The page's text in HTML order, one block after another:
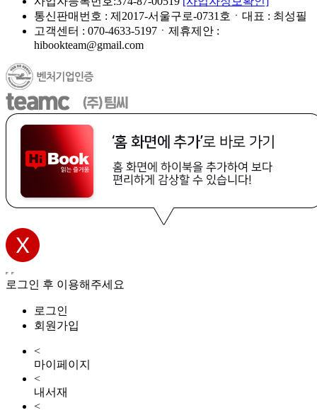
통신판매번호 : 제2017-서울구로-0731호ㆍ대표 : 최성필
고객센터 : 070-4633-5197ㆍ제휴제안 :
hibookteam@gmail.com
로그인 후 이용해주세요
로그인
회원가입
<
마이페이지
<
내서재
<